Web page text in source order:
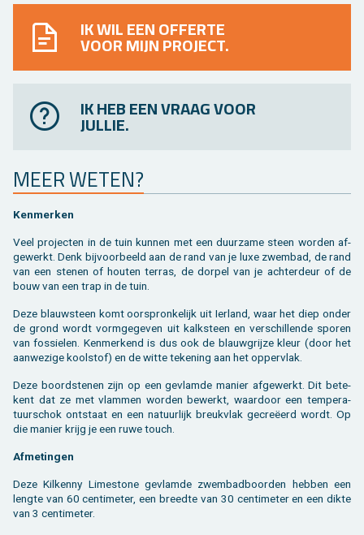
IK WIL EEN OFFERTE
VOOR MIJN PROJECT.
IK HEB EEN VRAAG VOOR
JULLIE.
MEER WETEN?
Ken­mer­ken
Veel pro­jec­ten in de tuin kun­nen met een duur­za­me steen wor­den af­
ge­werkt. Denk bij­voor­beeld aan de rand van je luxe zwem­bad, de rand
van een ste­nen of hou­ten ter­ras, de dor­pel van je ach­ter­deur of de
bouw van een trap in de tuin.
Deze blauw­steen komt oor­spron­ke­lijk uit Ier­land, waar het diep onder
de grond wordt vorm­ge­ge­ven uit kalk­steen en ver­schil­len­de spo­ren
van fos­sie­len. Ken­mer­kend is dus ook de blauw­grij­ze kleur (door het
aan­we­zi­ge kool­stof) en de witte te­ke­ning aan het op­per­vlak.
Deze boord­ste­nen zijn op een ge­vlam­de ma­nier af­ge­werkt. Dit be­te­
kent dat ze met vlam­men wor­den be­werkt, waar­door een tem­pe­ra­
tuur­schok ont­staat en een na­tuur­lijk breuk­vlak gecreëerd wordt. Op
die ma­nier krijg je een ruwe touch.
Af­me­tin­gen
Deze Kil­ken­ny Li­mes­to­ne ge­vlam­de zwem­bad­boor­den heb­ben een
leng­te van 60 cen­ti­me­ter, een breed­te van 30 cen­ti­me­ter en een dikte
van 3 cen­ti­me­ter.